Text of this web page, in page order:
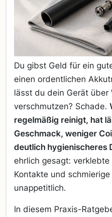
Du gibst Geld für ein
einen ordentlichen
lässt du dein Gerät über
verschmutzen? Schade.
regelmäßig reinigt, hat
Geschmack, weniger
deutlich hygienischeres
ehrlich gesagt:
Kontakte und
unappetitlich.
In diesem Praxis-